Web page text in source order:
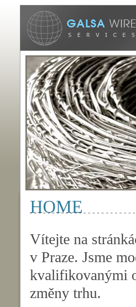
HOME
Vítejte na
v Praze. Jsme
kvalifikovanými
změny trhu.